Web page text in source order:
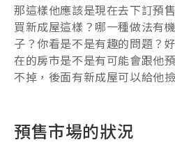
那這樣他應該是現在去下訂預
買新成屋這樣？哪一種做法有
子？你看是不是有趣的問題？
在的房市是不是有可能會跟他
不掉，後面有新成屋可以給他
預售市場的狀況